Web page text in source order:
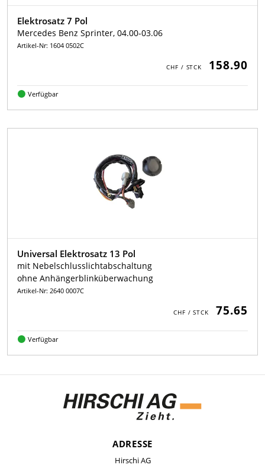
Elektrosatz 7 Pol
Mercedes Benz Sprinter, 04.00-03.06
Artikel-Nr: 1604 0502C
158.90
Verfügbar
Universal Elektrosatz 13 Pol
mit Nebelschlusslichtabschaltung
ohne Anhängerblinküberwachung
Artikel-Nr: 2640 0007C
75.65
Verfügbar
ADRESSE
Hirschi AG